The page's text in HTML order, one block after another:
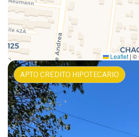
Leaflet | ©
APTO CREDITO HIPOTECARIO